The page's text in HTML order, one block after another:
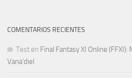
COMENTARIOS RECIENTES
Test en Final Fantasy XI Online
Vana’diel